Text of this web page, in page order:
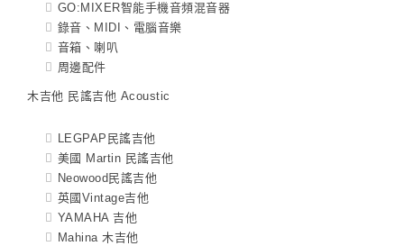
GO:MIXER智能手機音頻混音器
錄音、MIDI、電腦音樂
音箱、喇叭
周邊配件
木吉他 民謠吉他 Acoustic
LEGPAP民謠吉他
美國 Martin 民謠吉他
Neowood民謠吉他
英國Vintage吉他
YAMAHA 吉他
Mahina 木吉他